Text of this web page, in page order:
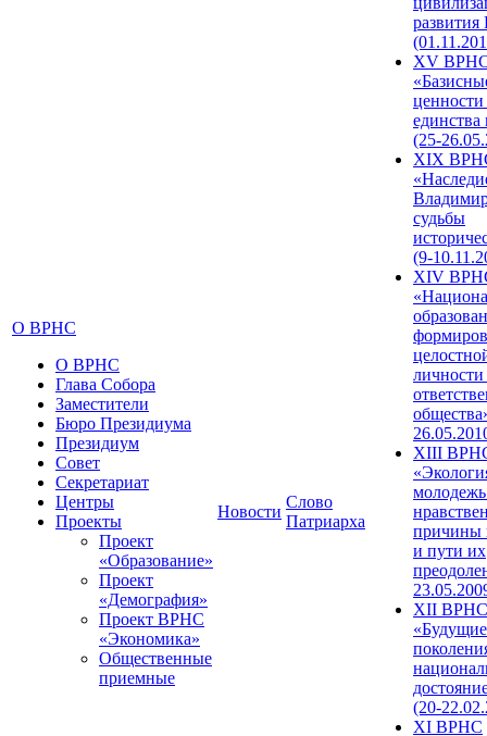
О ВРНС
О ВРНС
Глава Собора
Заместители
Бюро Президиума
Президиум
Совет
Секретариат
Центры
Проекты
Проект
«Образование»
Проект
«Демография»
Проект ВРНС
«Экономика»
Общественные
приемные
Новости
Слово
Патриарха
развития
XV
единства
(25-
XIX
судьбы
(9-
XIV
XIII
причины
и пути их
XII ВРНС
«Будущие
(20-
XI ВРНС